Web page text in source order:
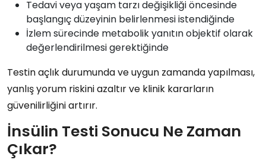
Tedavi veya yaşam tarzı değişikliği öncesinde
başlangıç düzeyinin belirlenmesi istendiğinde
İzlem sürecinde metabolik yanıtın objektif olarak
değerlendirilmesi gerektiğinde
Testin açlık durumunda ve uygun zamanda yapılması,
yanlış yorum riskini azaltır ve klinik kararların
güvenilirliğini artırır.
İnsülin Testi Sonucu Ne Zaman
Çıkar?